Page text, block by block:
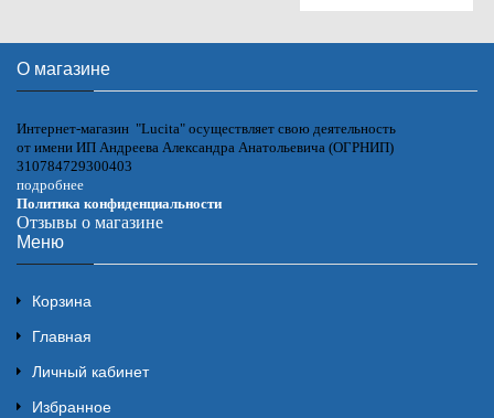
О магазине
Интернет-магазин "Lucita" осуществляет свою деятельность
от имени ИП Андреева Александра Анатольевича (ОГРНИП)
310784729300403
подробнее
Политика конфиденциальности
Отзывы о магазине
Меню
Корзина
Главная
Личный кабинет
Избранное